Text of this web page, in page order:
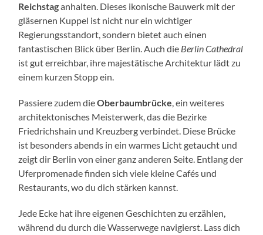
Reichstaganhalten. Dieses ikonische Bauwerk mit der
gläsernen Kuppel ist nicht nur ein wichtiger
Regierungsstandort, sondern bietet auch einen
fantastischen Blick über Berlin. Auch die Berlin Cathedral
ist gut erreichbar, ihre majestätische Architektur lädt zu
einem kurzen Stopp ein.
Passiere zudem dieOberbaumbrücke, ein weiteres
architektonisches Meisterwerk, das die Bezirke
Friedrichshain und Kreuzberg verbindet. Diese Brücke
ist besonders abends in ein warmes Licht getaucht und
zeigt dir Berlin von einer ganz anderen Seite. Entlang der
Uferpromenade finden sich viele kleine Cafés und
Restaurants, wo du dich stärken kannst.
Jede Ecke hat ihre eigenen Geschichten zu erzählen,
während du durch die Wasserwege navigierst. Lass dich